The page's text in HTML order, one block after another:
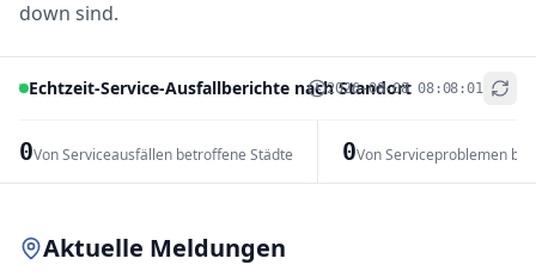
down sind.
Echtzeit-Service-Ausfallberichte nach Standort
2026-08-08 08:08:01
0Von Serviceausfällen betroffene Städte 0Von Serviceproblemen
+
Aktuelle Meldungen